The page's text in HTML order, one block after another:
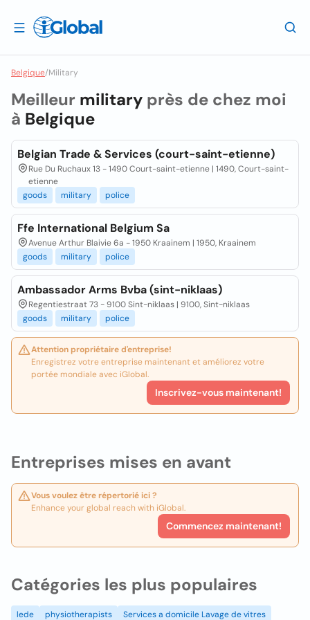
Belgique/Military
Entreprises mises en avant
Vous voulez être répertorié ici ?
Enhance your global reach with iGlobal.
Commencez maintenant!
Meilleur military près de chez moi
à Belgique
Belgian Trade & Services (court-saint-etienne)
Rue Du Ruchaux 13 - 1490 Court-saint-etienne | 1490, Court-saint-
etienne
goods
military police
Ffe International Belgium Sa
Avenue Arthur Blaivie 6a - 1950 Kraainem | 1950, Kraainem
goods
military police
Ambassador Arms Bvba (sint-niklaas)
Regentiestraat 73 - 9100 Sint-niklaas | 9100, Sint-niklaas
goods
military police
Attention propriétaire d'entreprise!
Enregistrez votre entreprise maintenant et améliorez votre
portée mondiale avec iGlobal.
Inscrivez-vous maintenant!
Catégories les plus populaires
lede physiotherapists Services a domicile Lavage de vitres